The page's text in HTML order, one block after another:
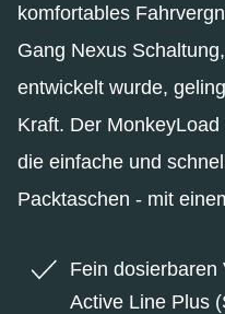
komfortables
Gang Nexus
entwickelt wurde,
Kraft. Der
die einfache und
Packtaschen - mit
Fein dosierbaren
Active Line Plus